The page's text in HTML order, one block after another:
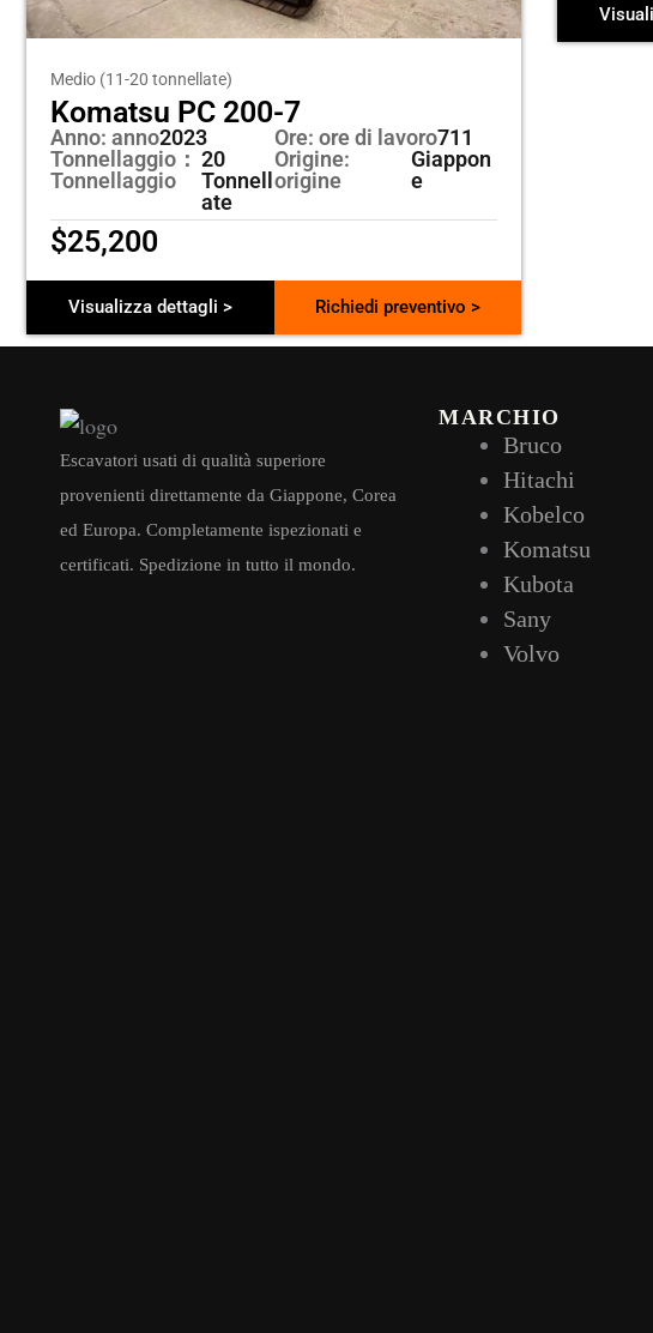
Medio (11-20 tonnellate)
Komatsu PC 200-7
Anno: anno2023
Tonnellaggio：
Tonnellaggio
20
Tonnell
ate
Ore: ore di lavoro711
Origine:
origine
Giappon
e
$25,200
Visualizza dettagli > Richiedi preventivo >
Escavatori usati di qualità superiore
provenienti direttamente da Giappone, Corea
ed Europa. Completamente ispezionati e
certificati. Spedizione in tutto il mondo.
MARCHIO
Bruco
Hitachi
Kobelco
Komatsu
Kubota
Sany
Volvo